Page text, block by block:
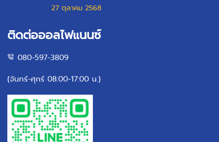
27 ตุลาคม 2568
ติดต่อออลไฟแนนซ์
080-597-3809
(จันทร์-ศุกร์ 08:00-17:00 น.)